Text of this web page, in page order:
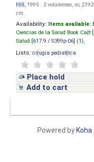
Hill, 1995 . 2 volúmenes, xv,
cm.
Availability: Items available:
Ciencias de la Salud Book Cart [
Salud [ 617.9 / S399p-06 ] (1),
Lists: cirugia pediatrica
Place hold
Add to cart
Powered by Koha